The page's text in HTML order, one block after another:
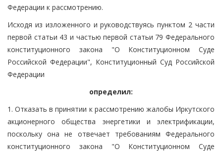
Федерации к рассмотрению.
Исходя из изложенного и руководствуясь пунктом 2 части
первой статьи 43 и частью первой статьи 79 Федерального
конституционного закона "О Конституционном Суде
Российской Федерации", Конституционный Суд Российской
Федерации
определил:
1. Отказать в принятии к рассмотрению жалобы Иркутского
акционерного общества энергетики и электрификации,
поскольку она не отвечает требованиям Федерального
конституционного закона "О Конституционном Суде